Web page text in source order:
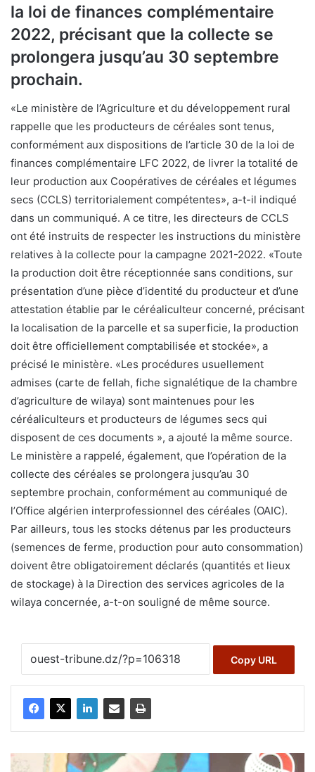
la loi de finances complémentaire
2022, précisant que la collecte se
prolongera jusqu’au 30 septembre
prochain.
«Le ministère de l’Agriculture et du développement rural
rappelle que les producteurs de céréales sont tenus,
conformément aux dispositions de l’article 30 de la loi de
finances complémentaire LFC 2022, de livrer la totalité de
leur production aux Coopératives de céréales et légumes
secs (CCLS) territorialement compétentes», a-t-il indiqué
dans un communiqué. A ce titre, les directeurs de CCLS
ont été instruits de respecter les instructions du ministère
relatives à la collecte pour la campagne 2021-2022. «Toute
la production doit être réceptionnée sans conditions, sur
présentation d’une pièce d’identité du producteur et d’une
attestation établie par le céréaliculteur concerné, précisant
la localisation de la parcelle et sa superficie, la production
doit être officiellement comptabilisée et stockée», a
précisé le ministère. «Les procédures usuellement
admises (carte de fellah, fiche signalétique de la chambre
d’agriculture de wilaya) sont maintenues pour les
céréaliculteurs et producteurs de légumes secs qui
disposent de ces documents », a ajouté la même source.
Le ministère a rappelé, également, que l’opération de la
collecte des céréales se prolongera jusqu’au 30
septembre prochain, conformément au communiqué de
l’Office algérien interprofessionnel des céréales (OAIC).
Par ailleurs, tous les stocks détenus par les producteurs
(semences de ferme, production pour auto consommation)
doivent être obligatoirement déclarés (quantités et lieux
de stockage) à la Direction des services agricoles de la
wilaya concernée, a-t-on souligné de même source.
Copy URL